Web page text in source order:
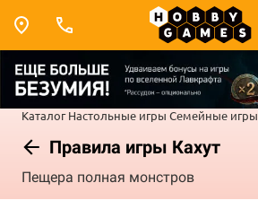
Каталог Настольные игры Семейные игры
Правила игры Кахут
Пещера полная монстров